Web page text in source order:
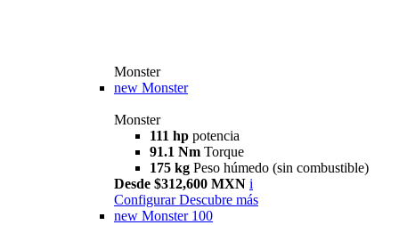
Monster
new Monster
Monster
111 hp potencia
91.1 Nm Torque
175 kg Peso húmedo (sin combustible)
Desde $312,600 MXN i
Configurar Descubre más
new Monster 100